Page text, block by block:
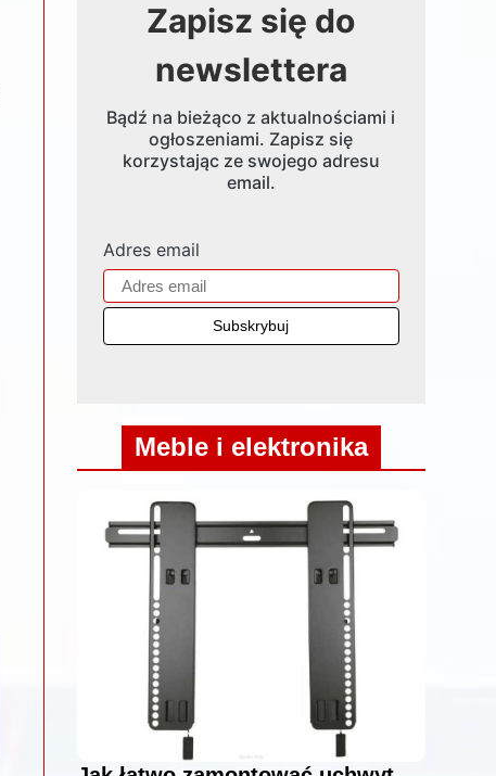
Zapisz się do
newslettera
Bądź na bieżąco z aktualnościami i
ogłoszeniami. Zapisz się
korzystając ze swojego adresu
email.
Adres email
Meble i elektronika